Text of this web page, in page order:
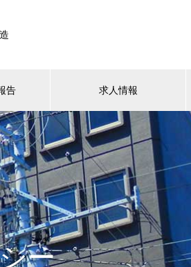
告 求人情報
ー